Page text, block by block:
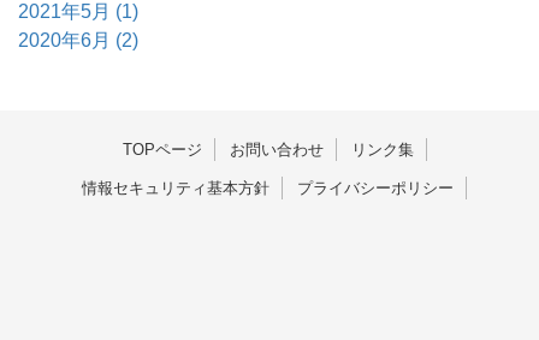
2021年5月 (1)
2020年6月 (2)
TOPページ お問い合わせ リンク集
情報セキュリティ基本方針 プライバシーポリシー